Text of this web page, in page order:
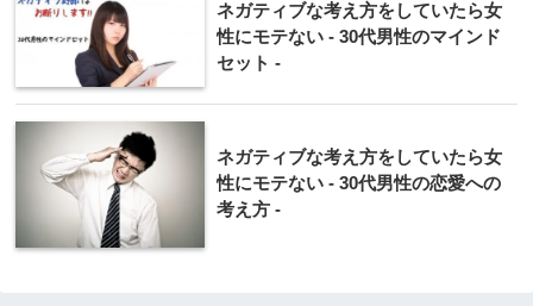
ネガティブな考え方をしていたら女
性にモテない - 30代男性のマインド
セット -
ネガティブな考え方をしていたら女
性にモテない - 30代男性の恋愛への
考え方 -